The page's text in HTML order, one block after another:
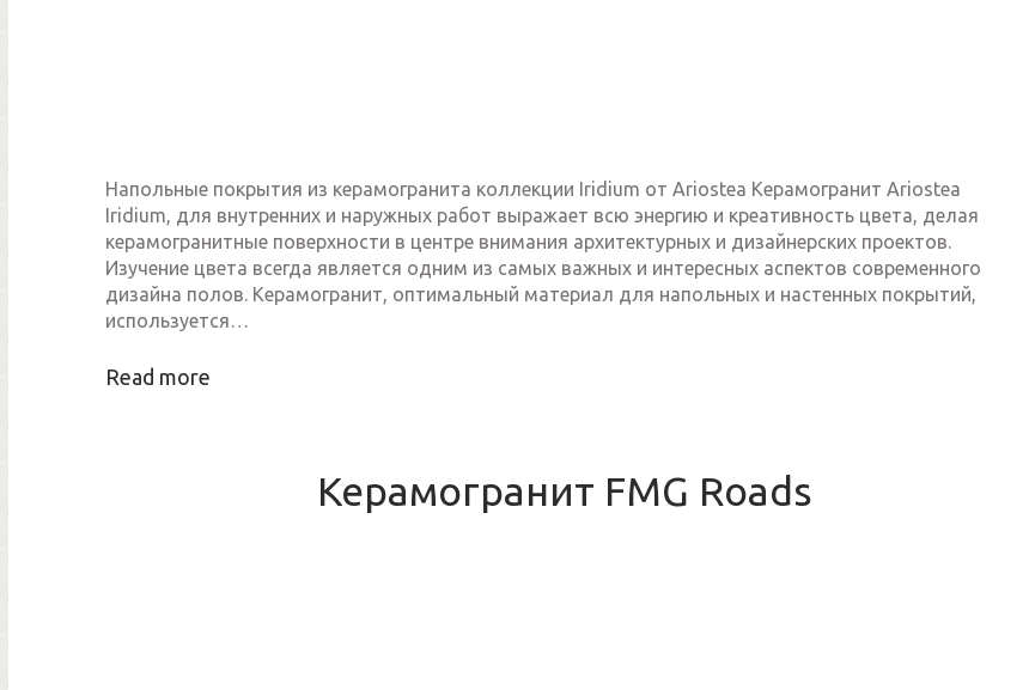
Напольные покрытия из керамогранита коллекции Iridium от Ariostea Керамогранит Ariostea
Iridium, для внутренних и наружных работ выражает всю энергию и креативность цвета, делая
керамогранитные поверхности в центре внимания архитектурных и дизайнерских проектов.
Изучение цвета всегда является одним из самых важных и интересных аспектов современного
дизайна полов. Керамогранит, оптимальный материал для напольных и настенных покрытий,
используется…
Read more
Керамогранит FMG Roads